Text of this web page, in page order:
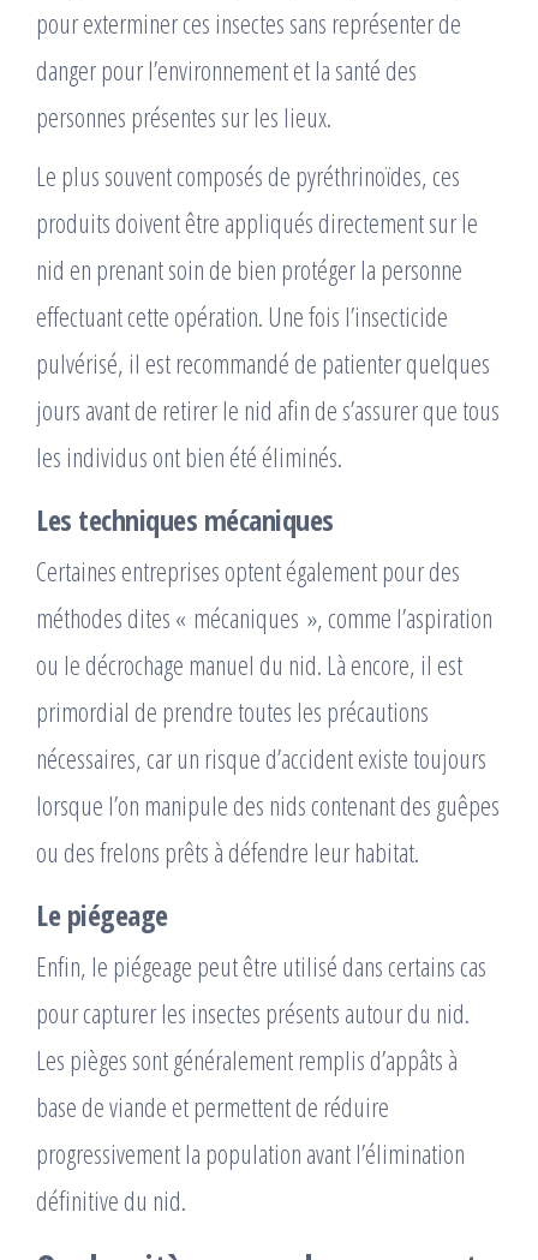
pour exterminer ces insectes sans représenter de
danger pour l’environnement et la santé des
personnes présentes sur les lieux.
Le plus souvent composés de pyréthrinoïdes, ces
produits doivent être appliqués directement sur le
nid en prenant soin de bien protéger la personne
effectuant cette opération. Une fois l’insecticide
pulvérisé, il est recommandé de patienter quelques
jours avant de retirer le nid afin de s’assurer que tous
les individus ont bien été éliminés.
Les techniques mécaniques
Certaines entreprises optent également pour des
méthodes dites « mécaniques », comme l’aspiration
ou le décrochage manuel du nid. Là encore, il est
primordial de prendre toutes les précautions
nécessaires, car un risque d’accident existe toujours
lorsque l’on manipule des nids contenant des guêpes
ou des frelons prêts à défendre leur habitat.
Le piégeage
Enfin, le piégeage peut être utilisé dans certains cas
pour capturer les insectes présents autour du nid.
Les pièges sont généralement remplis d’appâts à
base de viande et permettent de réduire
progressivement la population avant l’élimination
définitive du nid.